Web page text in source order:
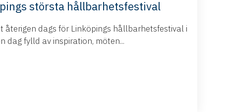
största hållbarhetsfestival
återigen dags för Linköpings hållbarhetsfestival i
dag fylld av inspiration, möten...